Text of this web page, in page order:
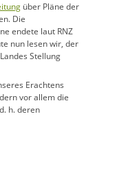
über Pläne der
Die
endete laut RNZ
nun lesen wir, der
Stellung
Erachtens
vor allem die
h. deren